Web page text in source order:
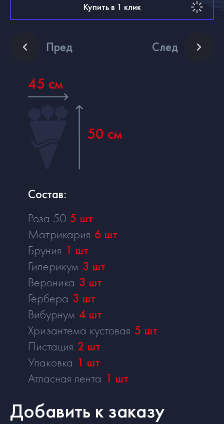
Купить в 1 клик
Пред След
45 см
50 см
Состав:
Роза 50 5 шт
Матрикария 6 шт
Бруния 1 шт
Гиперикум 3 шт
Вероника 3 шт
Гербера 3 шт
Вибурнум 4 шт
Хризантема кустовая 5 шт
Пистация 2 шт
Упаковка 1 шт
Атласная лента 1 шт
Добавить к заказу